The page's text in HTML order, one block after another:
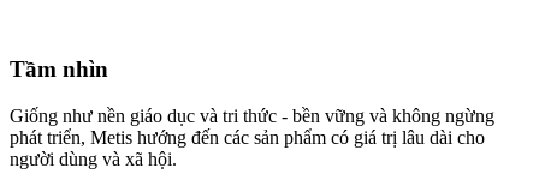
Tầm nhìn
Giống như nền giáo dục và tri thức - bền vững và không ngừng
phát triển, Metis hướng đến các sản phẩm có giá trị lâu dài cho
người dùng và xã hội.